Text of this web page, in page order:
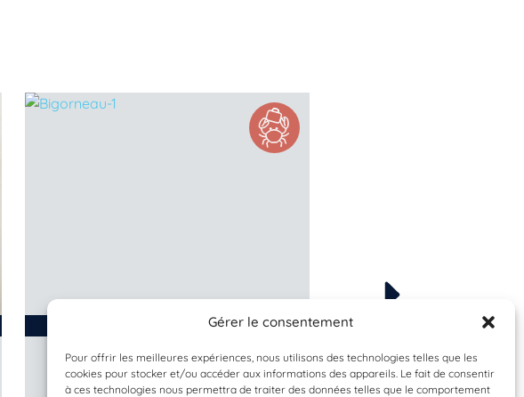
Gérer le consentement
Pour offrir les meilleures expériences, nous utilisons des technologies telles que les
cookies pour stocker et/ou accéder aux informations des appareils. Le fait de consentir
à ces technologies nous permettra de traiter des données telles que le comportement
Austrominius modestus
Balane croix de Malte
Validée
Carcinus
Crabe vert